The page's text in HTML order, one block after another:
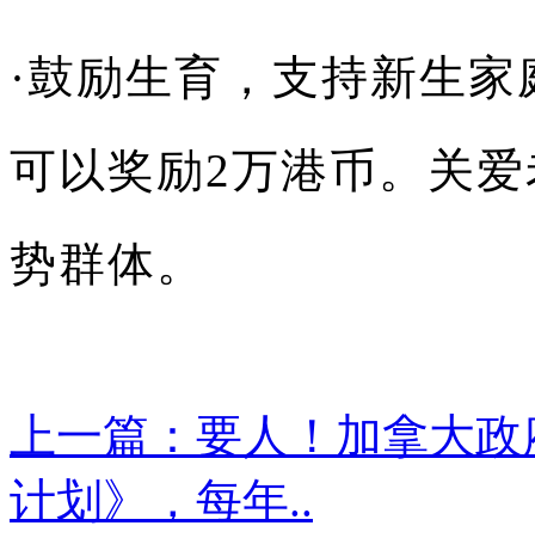
·鼓励生育，支持新生
可以奖励2万港币。关
势群体。
上一篇：要人！加拿大
计划》，每年..